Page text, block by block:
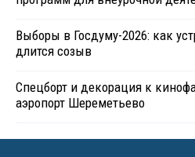
Выборы в Госдуму-2026: как
длится созыв
Спецборт и декорация к
аэропорт Шереметьево